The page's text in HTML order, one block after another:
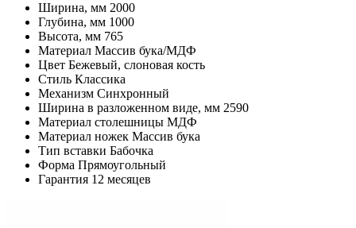
Ширина, мм 2000
Глубина, мм 1000
Высота, мм 765
Материал Массив бука/МДФ
Цвет Бежевый, слоновая кость
Стиль Классика
Механизм Синхронный
Ширина в разложенном виде, мм 2590
Материал столешницы МДФ
Материал ножек Массив бука
Тип вставки Бабочка
Форма Прямоугольный
Гарантия 12 месяцев